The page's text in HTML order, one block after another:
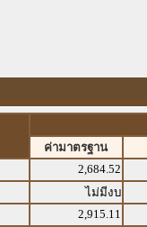
ค่ามาตรฐาน
2,684.52
ไม่มีงบ
2,915.11